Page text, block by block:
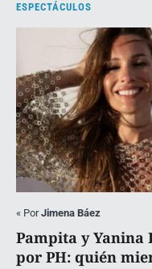
ESPECTÁCULOS
« PorJimena Báez
Pampita y
por PH: quién